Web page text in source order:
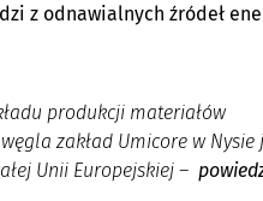
z odnawialnych źródeł
produkcji materiałów
zakład Umicore w Nysie
Unii Europejskiej–